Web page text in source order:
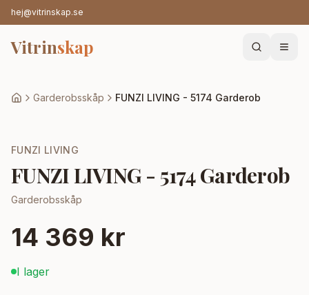
hej@vitrinskap.se
Vitrinskap
Garderobsskåp FUNZI LIVING - 5174 Garderob
FUNZI LIVING
FUNZI LIVING - 5174 Garderob
Garderobsskåp
14 369 kr
I lager